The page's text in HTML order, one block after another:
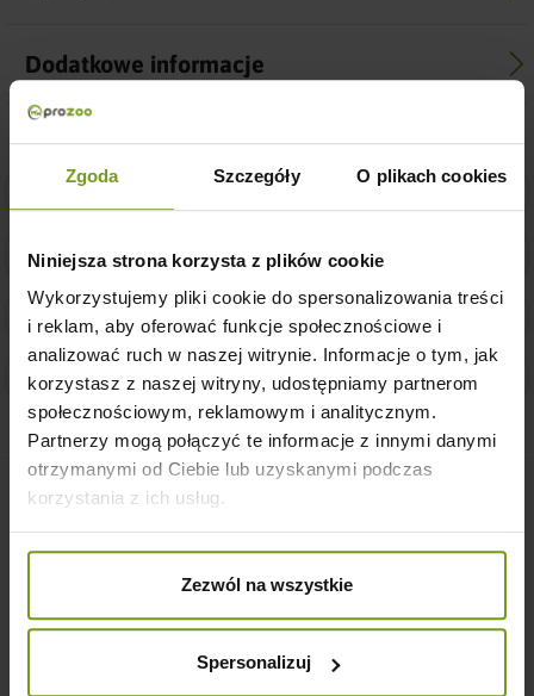
Zgoda Szczegóły O plikach cookies
Niniejsza strona korzysta z plików cookie
Wykorzystujemy pliki cookie do spersonalizowania treści
i reklam, aby oferować funkcje społecznościowe i
analizować ruch w naszej witrynie. Informacje o tym, jak
korzystasz z naszej witryny, udostępniamy partnerom
społecznościowym, reklamowym i analitycznym.
Partnerzy mogą połączyć te informacje z innymi danymi
otrzymanymi od Ciebie lub uzyskanymi podczas
korzystania z ich usług.
Zezwól na wszystkie
Spersonalizuj
Dodatkowe informacje
Bezpieczne zakupy w naszym sklepie
Sprawdzona jakość
14 dni na łatwy zwrot zakupu
Tania i szybka dostawa
Klienci którzy zakupili ten produkt
kupili również: